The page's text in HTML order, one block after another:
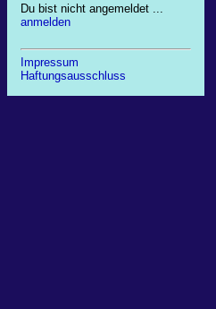
Du bist nicht angemeldet ...
anmelden
Impressum
Haftungsausschluss